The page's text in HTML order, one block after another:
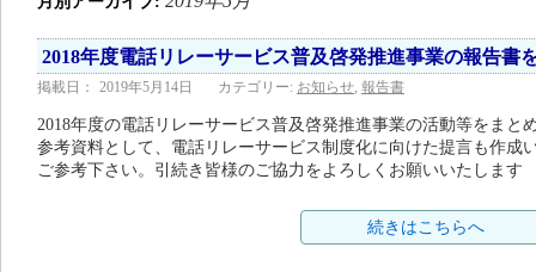
2018年度電話リレーサービス普及啓発推進事業の報告書
掲載日： 2019年5月14日 カテゴリー: お知らせ, 報告書
2018年度の電話リレーサービス普及啓発推進事業の活動等をまと
参考資料として、電話リレーサービス制度化に向けた提言も作成
ご参考下さい。引続き皆様のご協力をよろしくお願いいたします
続きはこちらへ